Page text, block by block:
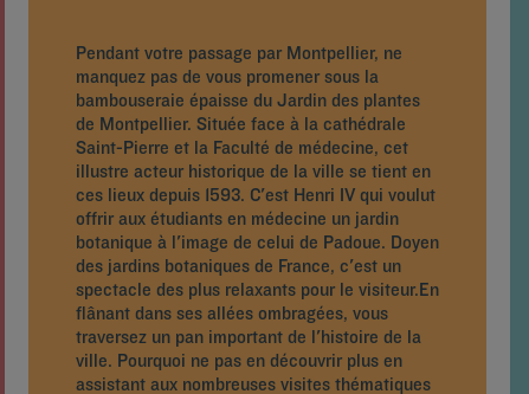
Pendant votre passage par Montpellier, ne
manquez pas de vous promener sous la
bambouseraie épaisse du Jardin des plantes
de Montpellier. Située face à la cathédrale
Saint-Pierre et la Faculté de médecine, cet
illustre acteur historique de la ville se tient en
ces lieux depuis 1593. C'est Henri IV qui voulut
offrir aux étudiants en médecine un jardin
botanique à l'image de celui de Padoue. Doyen
des jardins botaniques de France, c'est un
spectacle des plus relaxants pour le visiteur.En
flânant dans ses allées ombragées, vous
traversez un pan important de l'histoire de la
ville. Pourquoi ne pas en découvrir plus en
assistant aux nombreuses visites thématiques